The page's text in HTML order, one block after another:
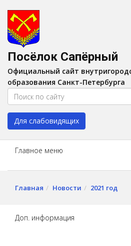
Изображения:
Цвет:A A
Посёлок Сапёрный
Официальный сайт
образования Санкт-Петербурга
Для слабовидящих
Главное меню
Главная Новости 2021 год
Доп. информация